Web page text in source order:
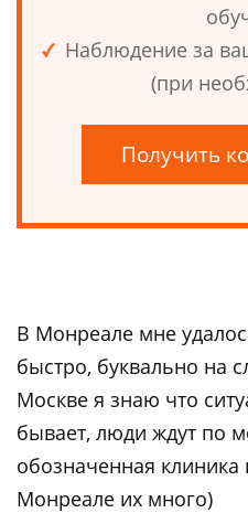
Наблюдение за
(при
Получить
В Монреале мне
быстро, буквально на
Москве я знаю что
бывает, люди ждут по
обозначенная
Монреале их много)